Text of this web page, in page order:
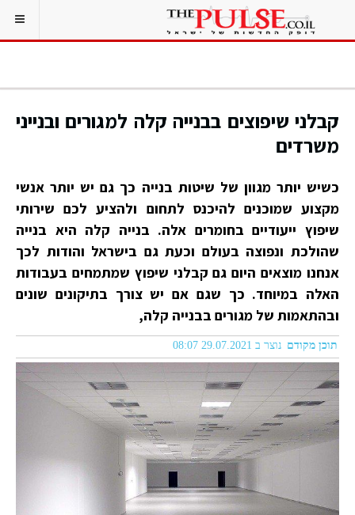
קבלני שיפוצים בבנייה קלה למגורים ובנייני
משרדים
כשיש יותר מגוון של שיטות בנייה כך גם יש יותר אנשי
מקצוע שמוכנים להיכנס לתחום ולהציע לכם שירותי
שיפוץ ייעודיים בחומרים אלה. בנייה קלה היא בנייה
שהולכת ונפוצה בעולם וכעת גם בישראל והודות לכך
אנחנו מוצאים היום גם קבלני שיפוץ שמתמחים בעבודות
האלה במיוחד. כך שגם אם יש צורך בתיקונים שונים
ובהתאמות של מגורים בבנייה קלה,
תוכן מקודם נוצר ב 29.07.2021 08:07